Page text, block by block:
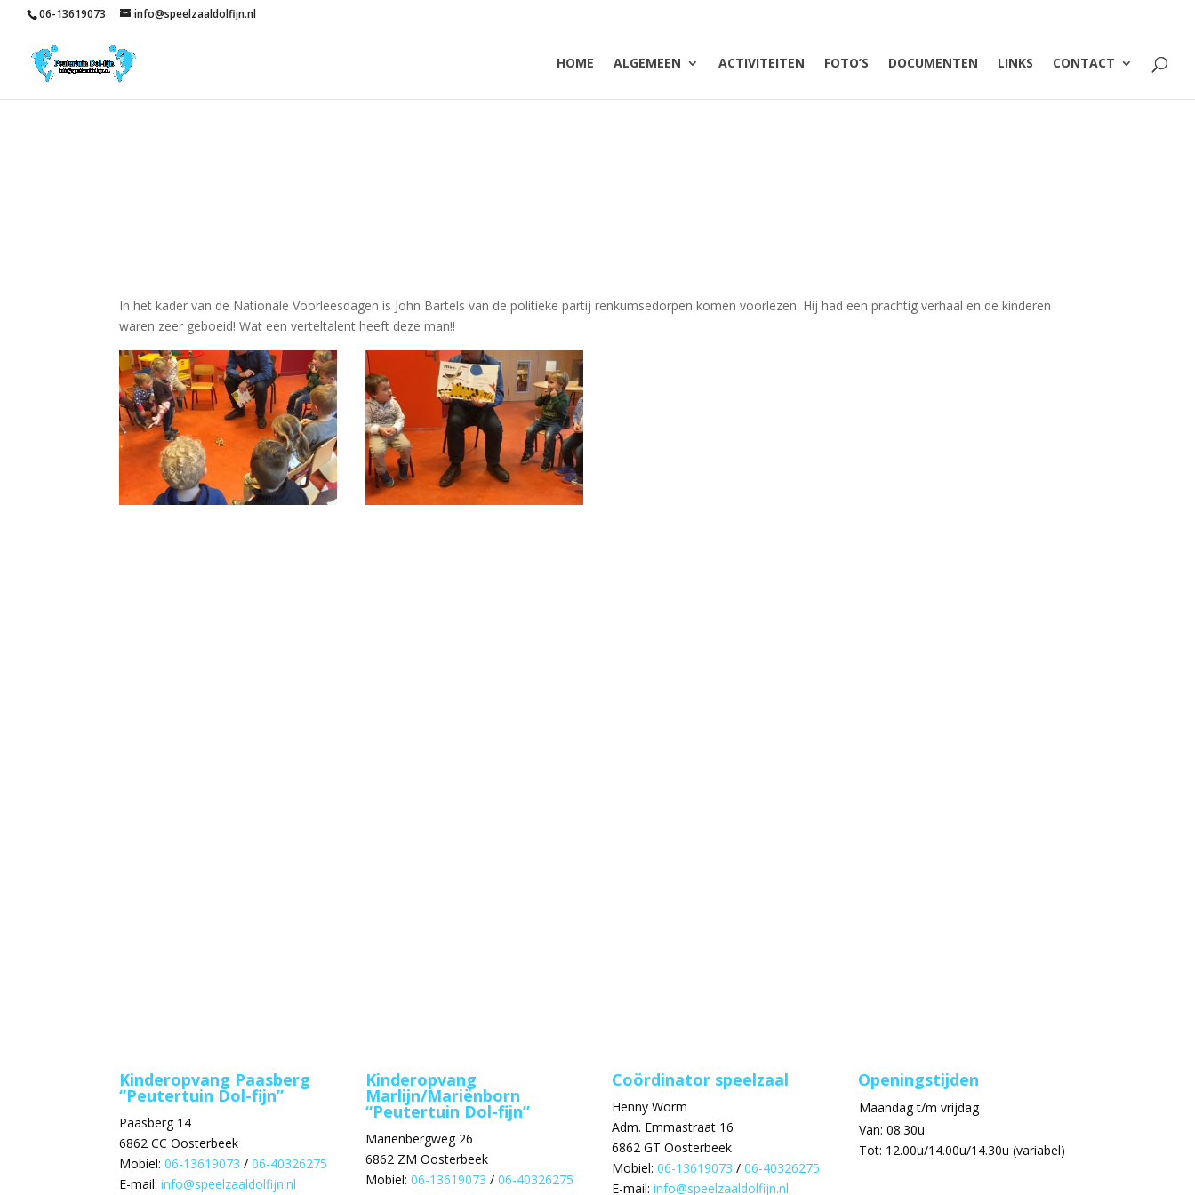
06-13619073 info@speelzaaldolfijn.nl
HOME ALGEMEEN ACTIVITEITEN FOTO’S DOCUMENTEN LINKS CONTACT
In het kader van de Nationale Voorleesdagen is John Bartels van de politieke partij renkumsedorpen komen voorlezen. Hij had een prachtig verhaal en de kinderen
waren zeer geboeid! Wat een verteltalent heeft deze man!!
Kinderopvang Paasberg
“Peutertuin Dol-fijn”
Paasberg 14
6862 CC Oosterbeek
Mobiel:06-13619073 /06-40326275
E-mail:info@speelzaaldolfijn.nl
Kinderopvang
Marlijn/Mariënborn
“Peutertuin Dol-fijn”
Marienbergweg 26
6862 ZM Oosterbeek
Mobiel:06-13619073 /06-40326275
Coördinator speelzaal
Henny Worm
Adm. Emmastraat 16
6862 GT Oosterbeek
Mobiel:06-13619073 /06-40326275
E-mail:info@speelzaaldolfijn.nl
Openingstijden
Maandag t/m vrijdag
Van: 08.30u
Tot: 12.00u/14.00u/14.30u (variabel)